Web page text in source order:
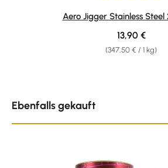
Durchschnittliche Bewertung von
Aero Jigger Stainless
(347,50 € / 1 kg)
Regulärer
13,90 €
Ebenfalls gekauft